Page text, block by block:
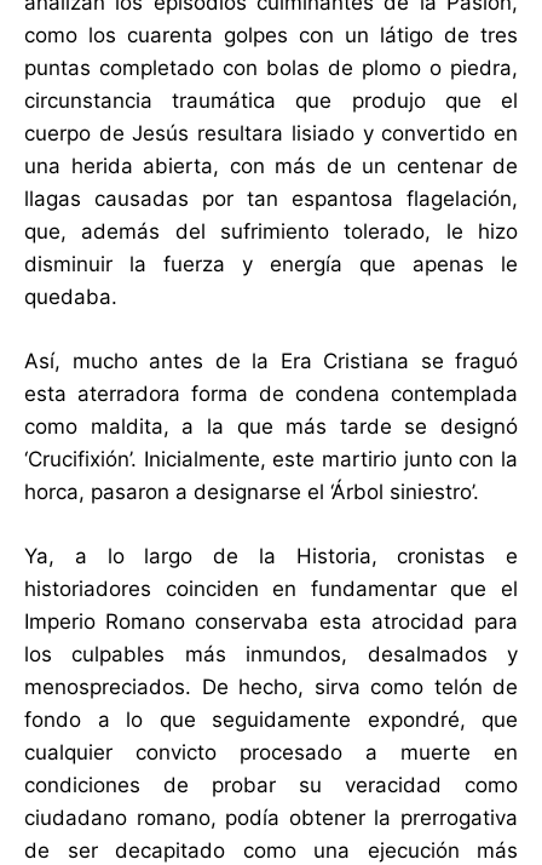
como los cuarenta golpes con un látigo de tres
puntas completado con bolas de plomo o piedra,
circunstancia traumática que produjo que el
cuerpo de Jesús resultara lisiado y convertido en
una herida abierta, con más de un centenar de
llagas causadas por tan espantosa flagelación,
que, además del sufrimiento tolerado, le hizo
disminuir la fuerza y energía que apenas le
quedaba.
Así, mucho antes de la Era Cristiana se fraguó
esta aterradora forma de condena contemplada
como maldita, a la que más tarde se designó
‘Crucifixión’. Inicialmente, este martirio junto con la
horca, pasaron a designarse el ‘Árbol siniestro’.
Ya, a lo largo de la Historia, cronistas e
historiadores coinciden en fundamentar que el
Imperio Romano conservaba esta atrocidad para
los culpables más inmundos, desalmados y
menospreciados. De hecho, sirva como telón de
fondo a lo que seguidamente expondré, que
cualquier convicto procesado a muerte en
condiciones de probar su veracidad como
ciudadano romano, podía obtener la prerrogativa
de ser decapitado como una ejecución más